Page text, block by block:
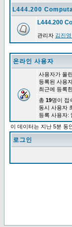
L444.200
L444.200
관리자 김진영_
온라인 사용자
사용자가 올
등록된 사용
최근에 등록
총 19명이 접
동시 사용자
등록 사용자:
이 데이터는 지난 5분 동
로그인